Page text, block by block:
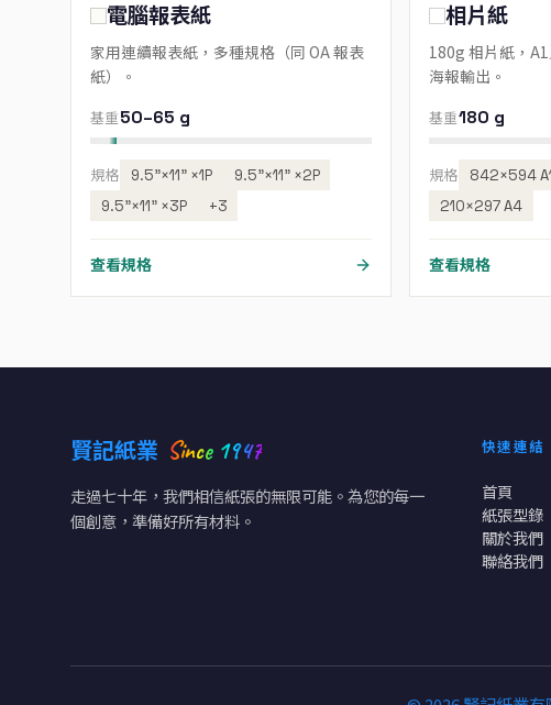
電腦報表紙
家用連續報表紙，多種規格（同 OA 報表
紙）。
基重50–65 g
規格 9.5”×11” ×1P
9.5”×11” ×2P
9.5”×11” ×3P
+3
查看規格
相片紙
180g 相片紙，
海報輸出。
基重180 g
規格 842×594
210×297 A4
查看規格
賢記紙業 Since 1947
走過七十年，我們相信紙張的無限可能。為您的每一
個創意，準備好所有材料。
快速連結
首頁
紙張型錄
關於我們
聯絡我們